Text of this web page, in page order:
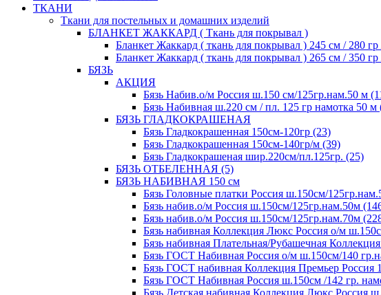
ТКАНИ
Ткани для постельных и домашних изделий
БЛАНКЕТ ЖАККАРД ( Ткань для покрывал )
Бланкет Жаккард ( ткань для покрывал ) 245 см / 280
Бланкет Жаккард ( ткань для покрывал ) 265 см / 350
БЯЗЬ
АКЦИЯ
Бязь Набив.о/м Россия ш.150 см/125гр.нам.50 м
Бязь Набивная ш.220 см / пл. 125 гр намотка 50 м
БЯЗЬ ГЛАДКОКРАШЕНАЯ
Бязь Гладкокрашенная 150см-120гр (23)
Бязь Гладкокрашенная 150см-140гр/м (39)
Бязь Гладкокрашеная шир.220см/пл.125гр. (25)
БЯЗЬ ОТБЕЛЕННАЯ (5)
БЯЗЬ НАБИВНАЯ 150 см
Бязь Головные платки Россия ш.150см/
Бязь набив.о/м Россия ш.150см/125гр.нам.50м
Бязь набив.о/м Россия ш.150см/125гр.нам.70м
Бязь набивная Коллекция Люкс Россия о/м
Бязь набивная Плательная/Рубашечная
Бязь ГОСТ Набивная Россия о/м ш.150см/140
Бязь ГОСТ набивная Коллекция Премьер Россия
Бязь ГОСТ Набивная Россия ш.150см /142 гр.
Бязь Детская набивная Коллекция Люкс Россия